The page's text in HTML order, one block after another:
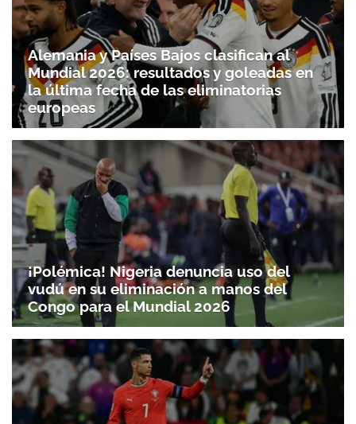
Alemania y Países Bajos clasifican al
Mundial 2026: resultados y goleadas en
la última fecha de las eliminatorias
europeas
¡Polémica! Nigeria denuncia uso del
vudú en su eliminación a manos del
Congo para el Mundial 2026